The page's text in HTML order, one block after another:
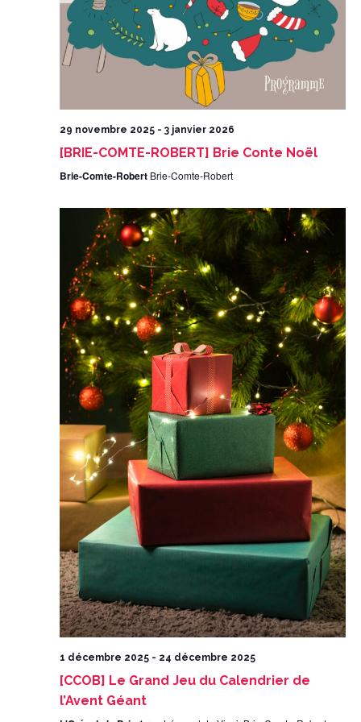
29 novembre 2025- 3 janvier 2026
[BRIE-COMTE-ROBERT] Brie Conte Noël
Brie-Comte-Robert Brie-Comte-Robert
1 décembre 2025- 24 décembre 2025
[CCOB] Le Grand Jeu du Calendrier de
l’Avent Géant